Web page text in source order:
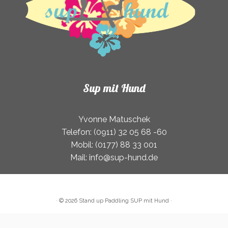
werden
werden
Sup mit Hund
Yvonne Matuschek
Telefon: (0911) 32 05 68 -60
Mobil: (0177) 88 33 001
Mail: info@sup-hund.de
· © 2026 Stand up Paddling SUP mit Hund ·